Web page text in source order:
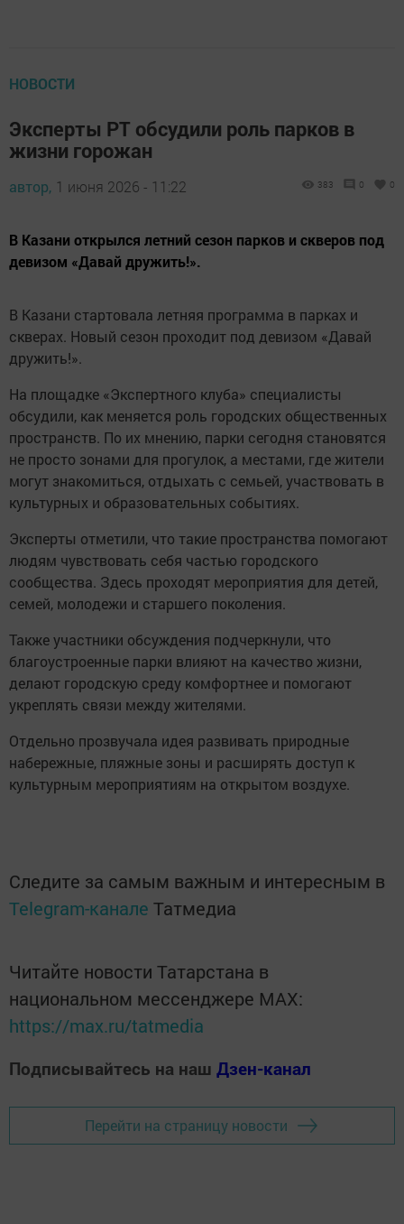
НОВОСТИ
Эксперты РТ обсудили роль парков в
жизни горожан
автор, 1 июня 2026 - 11:22 383 0 0
В Казани открылся летний сезон парков и скверов под
девизом «Давай дружить!».
В Казани стартовала летняя программа в парках и
скверах. Новый сезон проходит под девизом «Давай
дружить!».
На площадке «Экспертного клуба» специалисты
обсудили, как меняется роль городских общественных
пространств. По их мнению, парки сегодня становятся
не просто зонами для прогулок, а местами, где жители
могут знакомиться, отдыхать с семьей, участвовать в
культурных и образовательных событиях.
Эксперты отметили, что такие пространства помогают
людям чувствовать себя частью городского
сообщества. Здесь проходят мероприятия для детей,
семей, молодежи и старшего поколения.
Также участники обсуждения подчеркнули, что
благоустроенные парки влияют на качество жизни,
делают городскую среду комфортнее и помогают
укреплять связи между жителями.
Отдельно прозвучала идея развивать природные
набережные, пляжные зоны и расширять доступ к
культурным мероприятиям на открытом воздухе.
Следите за самым важным и интересным в
Telegram-канале Татмедиа
Читайте новости Татарстана в
национальном мессенджере MАХ:
https://max.ru/tatmedia
Подписывайтесь на наш Дзен-канал
Перейти на страницу новости